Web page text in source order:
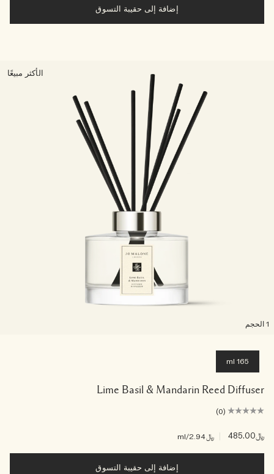
إضافة إلى حقيبة التسوق
الأكثر مبيعًا
165 ml
Lime Basil & Mandarin Reed Diffuser
(0)
﷼485.00 ﷼2.94 /ml
إضافة إلى حقيبة التسوق